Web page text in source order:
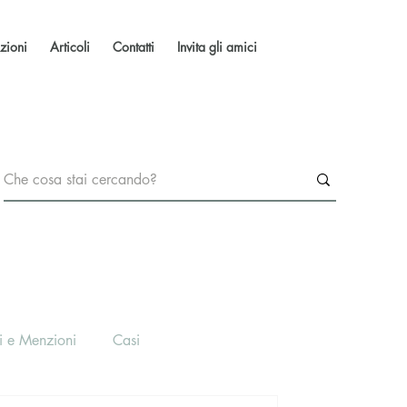
Articoli Contatti Invita gli amici
e Menzioni Casi